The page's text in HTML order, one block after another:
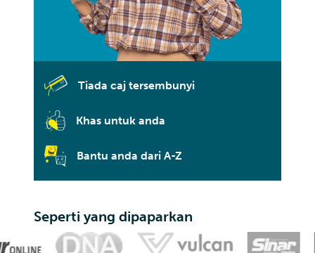
Tiada caj tersembunyi
Khas untuk anda
Bantu anda dari A-Z
Seperti yang dipaparkan